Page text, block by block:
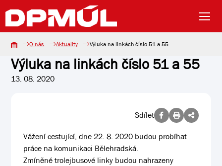
O nás Aktuality Výluka na linkách číslo 51 a 55
Výluka na linkách číslo 51 a 55
13. 08. 2020
Sdílet
Vážení cestující, dne 22. 8. 2020 budou probíhat
práce na komunikaci Bělehradská.
Zmíněné trolejbusové linky budou nahrazeny